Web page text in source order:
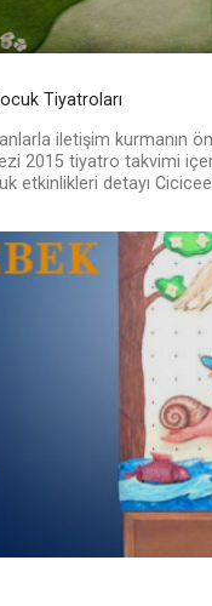
Tiyatroları
iletişim kurmanın
2015 tiyatro takvimi
etkinlikleri detayı